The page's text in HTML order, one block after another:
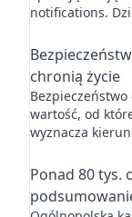
notifications.
chronią życie
Bezpieczeństwo
wartość, od
wyznacza
Ponad 80 tys.